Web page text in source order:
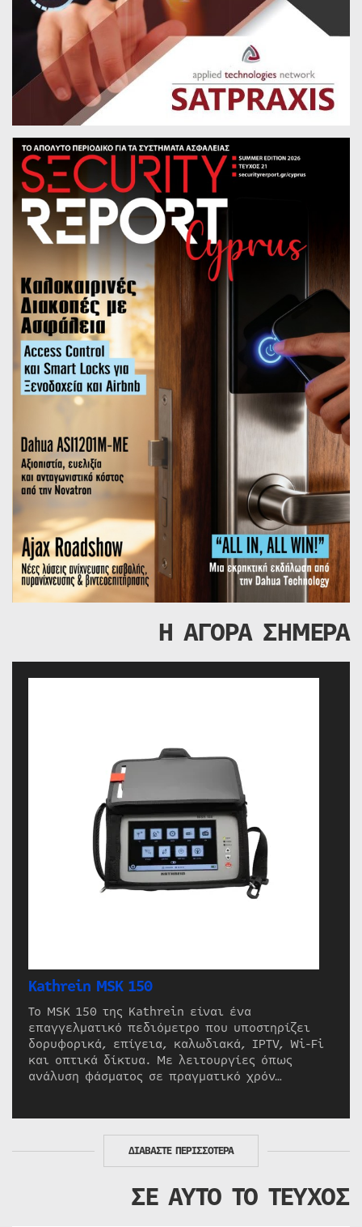
Η ΑΓΟΡΑ ΣΗΜΕΡΑ
Kathrein MSK 150
Το MSK 150 της Kathrein είναι ένα
επαγγελματικό πεδιόμετρο που υποστηρίζει
δορυφορικά, επίγεια, καλωδιακά, IPTV, Wi-Fi
και οπτικά δίκτυα. Με λειτουργίες όπως
ανάλυση φάσματος σε πραγματικό χρόν…
ΔΙΑΒΑΣΤΕ ΠΕΡΙΣΣΟΤΕΡΑ
ΣΕ ΑΥΤΟ ΤΟ ΤΕΥΧΟΣ